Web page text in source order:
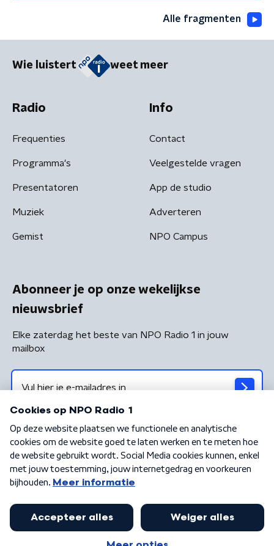
Alle fragmenten
Wie luistert weet meer
Radio
Frequenties
Programma's
Presentatoren
Muziek
Gemist
Info
Contact
Veelgestelde vragen
App de studio
Adverteren
NPO Campus
Abonneer je op onze wekelijkse
nieuwsbrief
Elke zaterdag het beste van NPO Radio 1 in jouw
mailbox
Algemene voorwaarden